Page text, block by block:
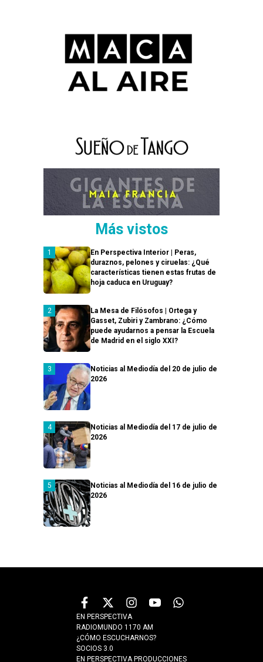
Más vistos
En Perspectiva Interior | Peras,
duraznos, pelones y ciruelas: ¿Qué
características tienen estas frutas de
hoja caduca en Uruguay?
La Mesa de Filósofos | Ortega y
Gasset, Zubiri y Zambrano: ¿Cómo
puede ayudarnos a pensar la Escuela
de Madrid en el siglo XXI?
Noticias al Mediodía del 20 de julio de
2026
Noticias al Mediodía del 17 de julio de
2026
Noticias al Mediodía del 16 de julio de
2026
EN PERSPECTIVA
RADIOMUNDO 1170 AM
¿CÓMO ESCUCHARNOS?
SOCIOS 3.0
EN PERSPECTIVA PRODUCCIONES